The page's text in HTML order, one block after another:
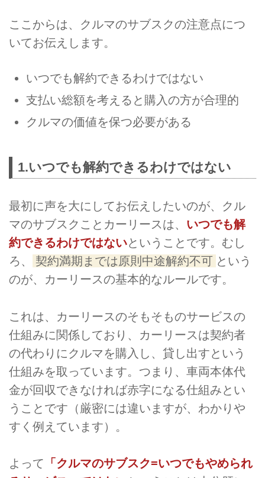
ここからは、クルマのサブスクの注意点につ
いてお伝えします。
いつでも解約できるわけではない
支払い総額を考えると購入の方が合理的
クルマの価値を保つ必要がある
1.いつでも解約できるわけではない
最初に声を大にしてお伝えしたいのが、クル
マのサブスクことカーリースは、 いつでも解
約できるわけではないということです。むし
ろ、
契約満期までは原則中途解約不可 という
のが、カーリースの基本的なルールです。
これは、カーリースのそもそものサービスの
仕組みに関係しており、カーリースは契約者
の代わりにクルマを購入し、貸し出すという
仕組みを取っています。つまり、車両本体代
金が回収できなければ赤字になる仕組みとい
うことです（厳密には違いますが、わかりや
すく例えています）。
よって 「クルマのサブスク=いつでもやめられ